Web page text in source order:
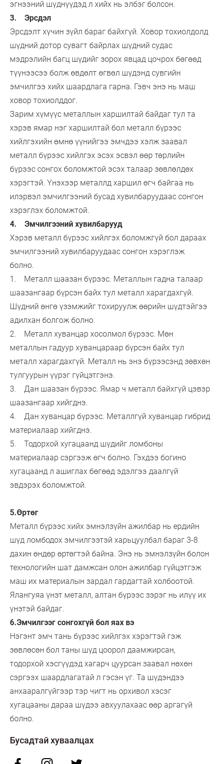
эгнээний шүднүүдэд л хийх нь элбэг болсон.
3. Эрсдэл
Эрсдэлт хүчин зүйл бараг байхгүй. Ховор тохиолдолд
шүдний дотор сувагт байрлах шүдний судас
мэдрэлийн багц шүдийг зорох явцад цочрох бөгөөд
түүнээсээ болж өвдөлт өгвөл шүдэнд сувгийн
эмчилгээ хийх шаардлага гарна. Гэвч энэ нь маш
ховор тохиолддог.
Зарим хүмүүс металлын харшилтай байдаг тул та
хэрэв ямар нэг харшилтай бол металл бүрээс
хийлгэхийн өмнө үүнийгээ эмчдээ хэлж заавал
металл бүрээс хийлгэх эсэх эсвэл өөр төрлийн
бүрээс сонгох боломжтой эсэх талаар зөвлөлдөх
хэрэгтэй. Үнэхээр металлд харшил өгч байгаа нь
илэрвэл эмчилгээний бусад хувилбаруудаас сонгон
хэрэглэх боломжтой.
4. Эмчилгээний хувилбарууд
Хэрэв металл бүрээс хийлгэх боломжгүй бол дараах
эмчилгээний хувилбаруудаас сонгон хэрэглэж
болно.
1. Металл шаазан бүрээс. Металлын гадна талаар
шаазангаар бүрсэн байх тул металл харагдахгүй.
Шүдний өнгө үзэмжийг тохируулж өөрийн шүдтэйгээ
адилхан болгож болно.
2. Металл хуванцар хосолмол бүрээс. Мөн
металлын гадуур хуванцараар бүрсэн байх тул
металл харагдахгүй. Металл нь энэ бүрээсэнд зөвхөн
тулгуурын үүрэг гүйцэтгэнэ.
3. Дан шаазан бүрээс. Ямар ч металл байхгүй цэвэр
шаазангаар хийгднэ.
4. Дан хуванцар бүрээс. Металлгүй хуванцар гибрид
материалаар хийгднэ.
5. Тодорхой хугацаанд шүдийг ломбоны
материалаар сэргээж өгч болно. Гэхдээ богино
хугацаанд л ашиглах бөгөөд эдэлгээ даалгүй
эвдэрэх боломжтой.
5.Өртөг
Металл бүрээс хийх эмнэлзүйн ажилбар нь ердийн
шүд ломбодох эмчилгээтэй харьцуулбал бараг 3-8
дахин өндөр өртөгтэй байна. Энэ нь эмнэлзүйн болон
технологийн шат дамжсан олон ажилбар гүйцэтгэж
маш их материалын зардал гардагтай холбоотой.
Ялангуяа үнэт металл, алтан бүрээс зэрэг нь илүү их
үнэтэй байдаг.
6.Эмчилгээг сонгохгүй бол яах вэ
Нэгэнт эмч тань бүрээс хийлгэх хэрэгтэй гэж
зөвлөсөн бол таны шүд цоорол даамжирсан,
тодорхой хэсгүүдэд хагарч цуурсан заавал нөхөн
сэргээх шаардлагатай л гэсэн үг. Та шүдэндээ
анхааралгүйгээр тэр чигт нь орхивол хэсэг
хугацааны дараа шүдээ авхуулахаас өөр аргагүй
болно.
Бусадтай хуваалцах